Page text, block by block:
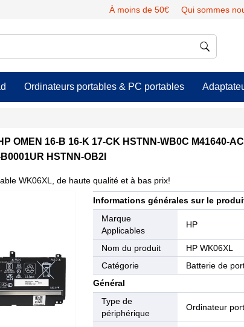
À moins de 50€ Qui sommes
Ordinateurs portables & PC portables
OMEN 16-B 16-K 17-CK HSTNN-WB0C M41640-
HSTNN-OB2I
WK06XL, de haute qualité et à bas prix!
Informations générales sur le
Marque
Applicables
HP
Nom du produit
HP WK06XL
Catégorie
Batterie de
Général
Type de
périphérique
Ordinateur